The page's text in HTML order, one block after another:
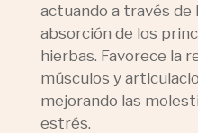
actuando a través de
absorción de los
hierbas. Favorece la
músculos y
mejorando las
estrés.